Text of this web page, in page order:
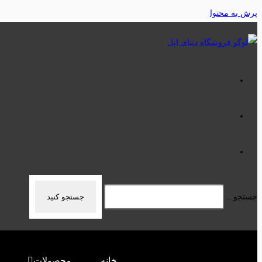
پرش به محتوا
جستجو... جستجو کنید